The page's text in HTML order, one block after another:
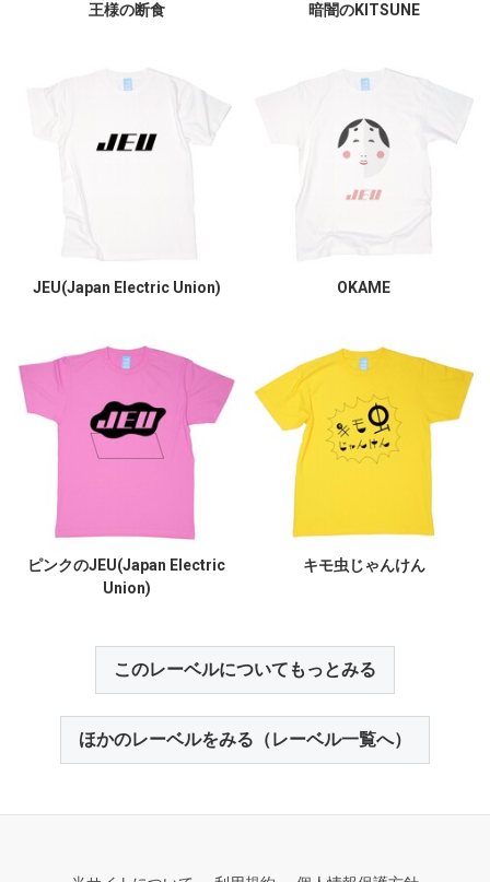
王様の断食 暗闇のKITSUNE
JEU(Japan Electric Union) OKAME
ピンクのJEU(Japan Electric
Union)
キモ虫じゃんけん
このレーベルについてもっとみる
ほかのレーベルをみる（レーベル一覧へ）